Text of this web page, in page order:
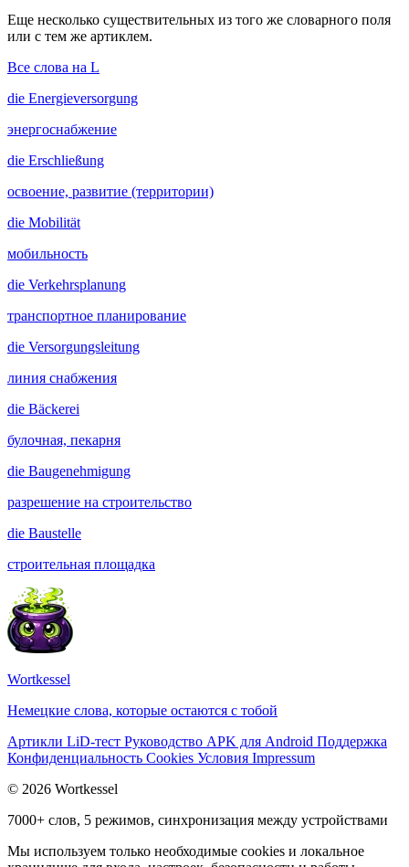
Еще несколько существительных из того же словарного поля
или с тем же артиклем.
Все слова на L
die Energieversorgung
энергоснабжение
die Erschließung
освоение, развитие (территории)
die Mobilität
мобильность
die Verkehrsplanung
транспортное планирование
die Versorgungsleitung
линия снабжения
die Bäckerei
булочная, пекарня
die Baugenehmigung
разрешение на строительство
die Baustelle
строительная площадка
Wortkessel
Немецкие слова, которые остаются с тобой
Артикли LiD-тест Руководство APK для Android Поддержка
Конфиденциальность Cookies Условия Impressum
© 2026 Wortkessel
7000+ слов, 5 режимов, синхронизация между устройствами
Мы используем только необходимые cookies и локальное